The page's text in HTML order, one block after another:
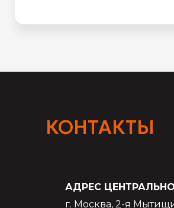
КОНТАКТЫ
АДРЕС
г. Москва, 2-я